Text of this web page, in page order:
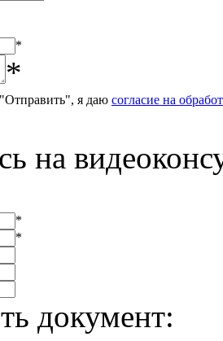
*
*
я даю согласие на
на
*
*
документ: